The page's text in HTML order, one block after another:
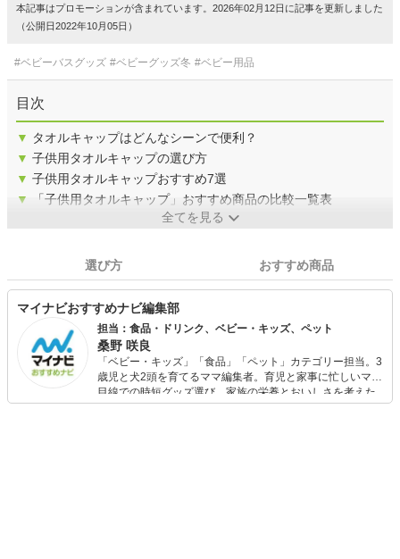
本記事はプロモーションが含まれています。2026年02月12日に記事を更新しました
（公開日2022年10月05日）
#ベビーバスグッズ #ベビーグッズ冬 #ベビー用品
目次
▼ タオルキャップはどんなシーンで便利？
▼ 子供用タオルキャップの選び方
▼ 子供用タオルキャップおすすめ7選
▼
「子供用タオルキャップ」おすすめ商品の比較一覧表
全てを見る
選び方 おすすめ商品
マイナビおすすめナビ編集部
担当：食品・ドリンク、ベビー・キッズ、ペット
桑野 咲良
「ベビー・キッズ」「食品」「ペット」カテゴリー担当。3
歳児と犬2頭を育てるママ編集者。育児と家事に忙しいママ
目線での時短グッズ選び、家族の栄養とおいしさを考えた
食品選び、束の間のリラックスタイムを楽しむためのスイ